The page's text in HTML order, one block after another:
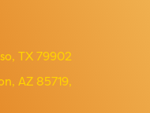
TX 79902
AZ 85719,